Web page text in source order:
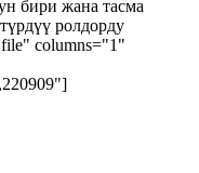
бири жана тасма
ролдорду
columns="1"